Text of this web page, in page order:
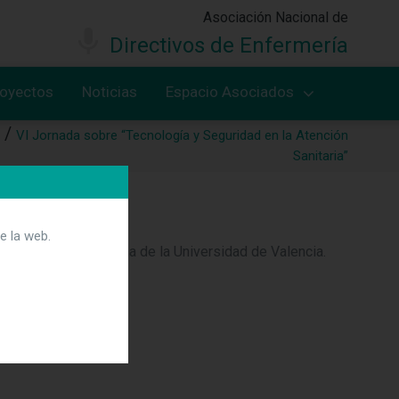
Asociación Nacional de
Directivos de Enfermería
Noticias Espacio Asociados
VI Jornada sobre “Tecnología y Seguridad en la Atención
Sanitaria”
de Medicina de la Universidad de Valencia.
la web.